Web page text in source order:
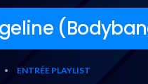
• ENTRÉE PLAYLIST